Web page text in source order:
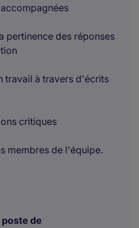
pertinence des réponses
travail à travers d'écrits
critiques
membres de l'équipe.
de